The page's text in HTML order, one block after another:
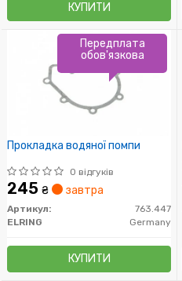
КУПИТИ
Прокладка водяної помпи
0 відгуків
245 ₴ завтра
Артикул:
763.447
ELRING
Germany
КУПИТИ
Передплата
обов'язкова